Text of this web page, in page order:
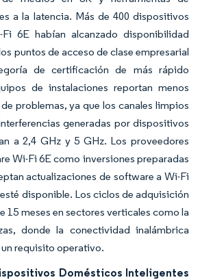
a la latencia. Más de 400 dispositivos
6E habían alcanzado disponibilidad
puntos de acceso de clase empresarial
de certificación de más rápido
de instalaciones reportan menos
problemas, ya que los canales limpios
generadas por dispositivos
a 2,4 GHz y 5 GHz. Los proveedores
Wi-Fi 6E como inversiones preparadas
actualizaciones de software a Wi-Fi
disponible. Los ciclos de adquisición
15 meses en sectores verticales como la
donde la conectividad inalámbrica
requisito operativo.
Domésticos Inteligentes